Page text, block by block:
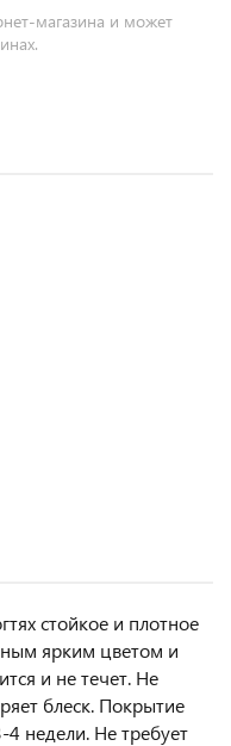
магазина и может
стойкое и плотное
ярким цветом и
и не течет. Не
блеск. Покрытие
недели. Не требует